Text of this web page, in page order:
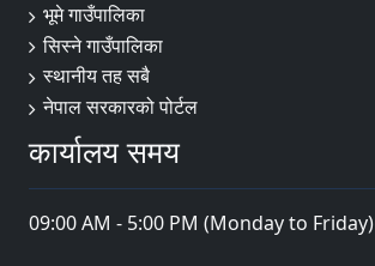
भूमे गाउँपालिका
सिस्ने गाउँपालिका
स्थानीय तह सबै
नेपाल सरकारको पोर्टल
कार्यालय समय
09:00 AM - 5:00 PM (Monday to Friday)